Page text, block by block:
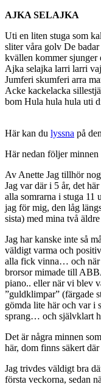
AJKA SELAJKA
Uti en liten stuga som
sliter våra golv De badar
kvällen kommer sjunger
Ajka selajka larri larri
Jumferi skumferi arra
Acke kackelacka
bom Hula hula hula uti
Här kan du lyssna på den
Här nedan följer
Av Anette Jag tillhör
Jag var där i 5 år, det
alla somrarna i stuga 11
jag för mig, den låg
sista) med mina två
Jag har kanske inte så
väldigt varma och
alla fick vinna… och när
brorsor mimade till
piano.. eller när vi blev
”guldklimpar” (färgade
gömda lite här och var i
sprang… och självklart
Det är några minnen
här, dom finns säkert
Jag trivdes väldigt bra
första veckorna, sedan